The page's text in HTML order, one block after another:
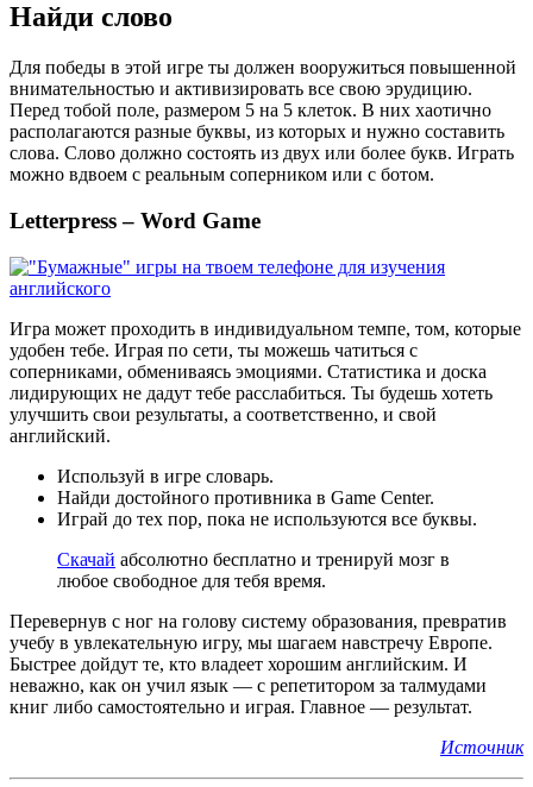
Найди слово
Для победы в этой игре ты должен вооружиться повышенной
внимательностью и активизировать все свою эрудицию.
Перед тобой поле, размером 5 на 5 клеток. В них хаотично
располагаются разные буквы, из которых и нужно составить
слова. Слово должно состоять из двух или более букв. Играть
можно вдвоем с реальным соперником или с ботом.
Letterpress – Word Game
Игра может проходить в индивидуальном темпе, том, которые
удобен тебе. Играя по сети, ты можешь чатиться с
соперниками, обмениваясь эмоциями. Статистика и доска
лидирующих не дадут тебе расслабиться. Ты будешь хотеть
улучшить свои результаты, а соответственно, и свой
английский.
Используй в игре словарь.
Найди достойного противника в Game Center.
Играй до тех пор, пока не используются все буквы.
Скачай абсолютно бесплатно и тренируй мозг в
любое свободное для тебя время.
Перевернув с ног на голову систему образования, превратив
учебу в увлекательную игру, мы шагаем навстречу Европе.
Быстрее дойдут те, кто владеет хорошим английским. И
неважно, как он учил язык — с репетитором за талмудами
книг либо самостоятельно и играя. Главное — результат.
Источник